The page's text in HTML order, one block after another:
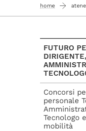
home
FUTURO
Concorsi
personale
Tecnologo
mobilità